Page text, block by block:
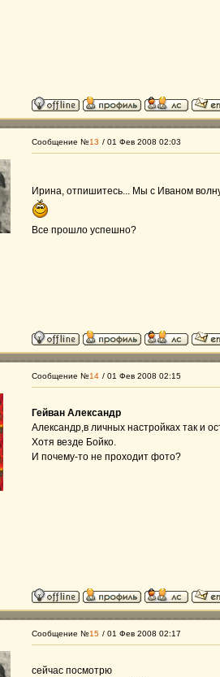
Сообщение №13 / 01 Фев 2008 02:03
Ирина, отпишитесь... Мы с Иваном
Все прошло успешно?
Сообщение №14 / 01 Фев 2008 02:15
Гейван Александр
Александр,в личных настройках так и
Хотя везде Бойко.
И почему-то не проходит фото?
Сообщение №15 / 01 Фев 2008 02:17
сейчас посмотрю